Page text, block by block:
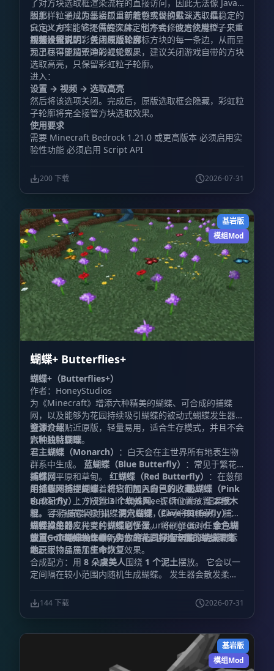
了对方块选取框渲染流程的直接访问，因此无法像 Java
版那样，通过原生接口重新着色或替换默认选取框。
Script API 能够提供的深层定制方式，便是使用粒子来重
新描绘轮廓。
因此，粒子成为基岩版目前能够实现的最深入、最稳定的
自定义方案。它不需要实体，也不会修改方块模型，只会
用整齐排列的彩色点线追踪目标方块的每一条边，从而呈
现出尽可能精致的彩虹轮廓。
视频设置说明：关闭原版轮廓
为了获得更加干净的视觉效果，建议关闭游戏自带的方块
选取高亮，只保留彩虹粒子轮廓。
进入：
设置 → 视频 → 选取高亮
然后将该选项关闭。完成后，原版选取框会隐藏，彩虹粒
子轮廓将完全接管方块选取效果。
使用要求
需要 Minecraft Bedrock 1.21.0 或更高版本 必须启用实
验性功能 必须启用 Script API
200 下载 2026-07-31
基岩版
模组Mod
蝴蝶+ Butterflies+
蝴蝶+（Butterflies+）
作者：HoneyStudios
为《Minecraft》增添六种精美的蝴蝶、可合成的捕蝶
网，以及能够为花园持续吸引蝴蝶的被动式蝴蝶发生器。
整体设计贴近原版，轻量易用，适合生存模式，并且不会
影响成就获取。
资源介绍
六种独特蝴蝶
君主蝴蝶（Monarch） ：白天会在主世界所有地表生物
群系中生成。 蓝蝴蝶（Blue Butterfly） ：常见于繁花
森林、平原和草甸。 红蝴蝶（Red Butterfly） ：在葱郁
的绿色环境中闪耀着炽热而醒目的色彩。粉蝴蝶（Pink
Butterfly） ：外形 delicacy? Need Chinese. 温柔优
雅，容易被花朵吸引。洞穴蝴蝶（Cave Butterfly）：
一种神秘的发光变种，栖息于深 underground.金色蝴
蝶（Golden Butterfly）：稀有的草甸居民，会对附近
的玩家持续施加生命恢复效果。
捕蝶网
用捕蝶网捕捉蝴蝶，将它们加入自己的收藏。
合成配方：上方放置3 个蜘蛛网，握柄位置放置2 根木
棍。 手持捕蝶网对蝴蝶使用右键，即可将其捕获。 捕获
后会掉落对应种类的蝴蝶刷怪蛋。 将刷怪蛋对任意方块
使用，即可把蝴蝶重新释放出来。 刷怪蛋能够完美显示
在原版物品展示框中。
蝴蝶发生器
放置一个蝴蝶发生器，为你的花园打造专属的蝴蝶聚集
地。
合成配方：用 8 朵虞美人围绕 1 个泥土摆放。 它会以一
定间隔在较小范围内随机生成蝴蝶。 发生器会散发柔和
种蝴蝶变种都会生成，但各自拥有不同的随机权重。
144 下载 2026-07-31
基岩版
模组Mod